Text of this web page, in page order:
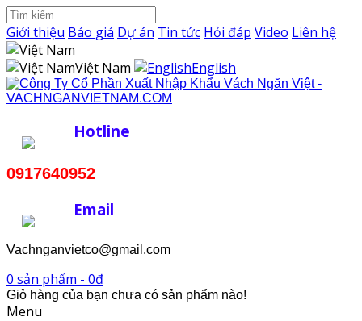
Giới thiệu Báo giá Dự án Tin tức Hỏi đáp Video Liên hệ
Việt Nam
English
Hotline
0917640952
Email
Vachnganvietco@gmail.com
0 sản phẩm - 0đ
Giỏ hàng của bạn chưa có sản phẩm nào!
Menu